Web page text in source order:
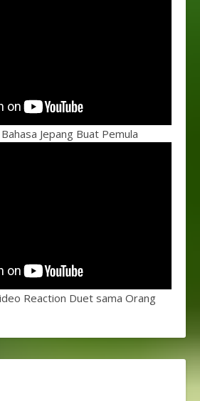
Jepang Buat Pemula
Reaction Duet sama Orang